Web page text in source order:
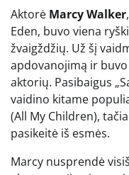
Aktorė Marcy Walker
Eden, buvo viena
žvaigždžių. Už šį
apdovanojimą ir
aktorių. Pasibaigus
vaidino kitame
(All My Children),
pasikeitė iš esmės.
Marcy nusprendė